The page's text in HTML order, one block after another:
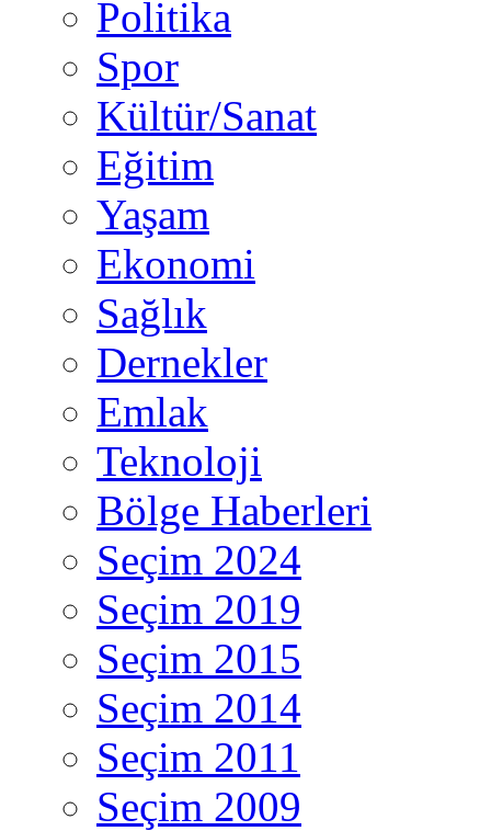
Politika
Spor
Kültür/Sanat
Eğitim
Yaşam
Ekonomi
Sağlık
Dernekler
Emlak
Teknoloji
Bölge Haberleri
Seçim 2024
Seçim 2019
Seçim 2015
Seçim 2014
Seçim 2011
Seçim 2009